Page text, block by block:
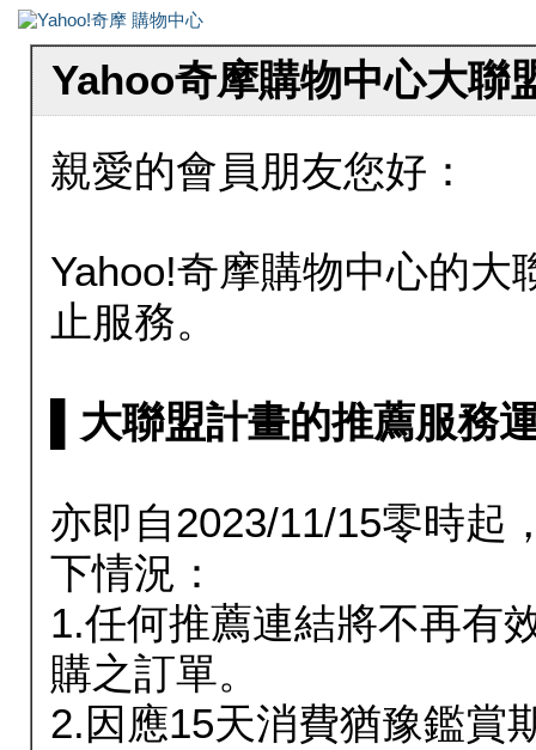
Yahoo奇摩購物中心大聯
親愛的會員朋友您好：
Yahoo!奇摩購物中心的大
止服務。
▌大聯盟計畫的推薦服務
亦即自2023/11/15零時起
下情況：
1.任何推薦連結將不再有
購之訂單。
2.因應15天消費猶豫鑑賞